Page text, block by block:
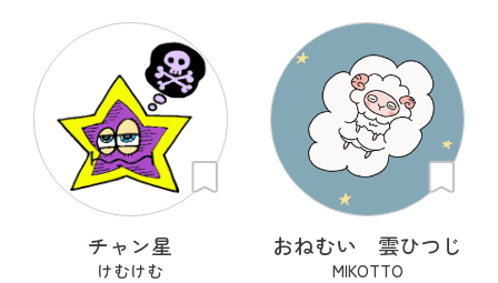
チャン星
けむけむ
おねむい 雲ひつじ
MIKOTTO